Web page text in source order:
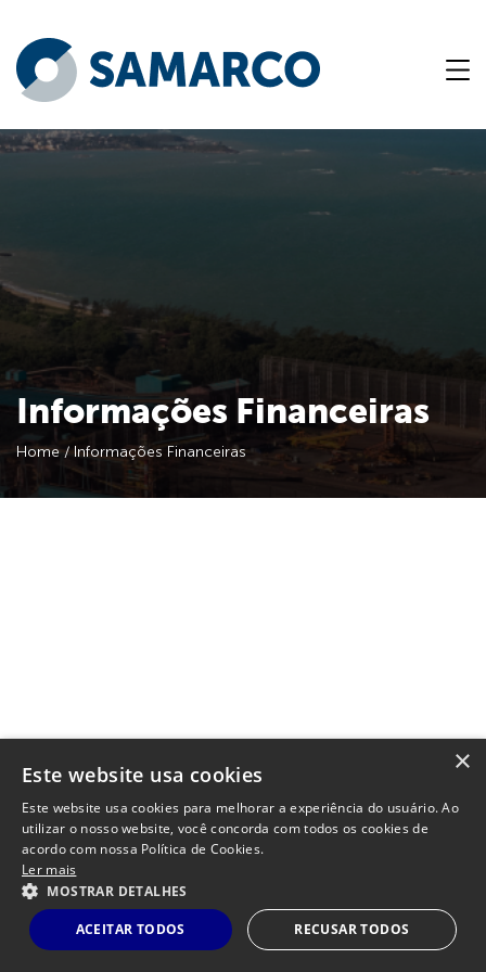
Informações Financeiras
Home/Informações Financeiras
Privacy Policy
Powered by
MZ
×
Este website usa cookies
Este website usa cookies para melhorar a experiência do usuário. Ao
utilizar o nosso website, você concorda com todos os cookies de
acordo com nossa Política de Cookies.
Ler mais
MOSTRAR DETALHES
ACEITAR TODOS RECUSAR TODOS